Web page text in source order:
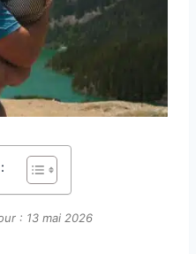
: 13 mai 2026